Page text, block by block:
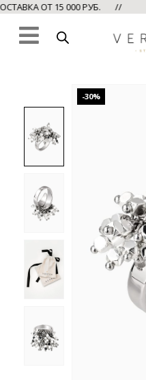
ОТ 15 000 РУБ. //
-30%